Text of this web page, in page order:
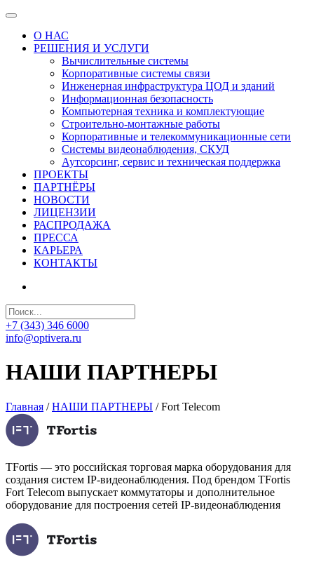
О НАС
РЕШЕНИЯ И УСЛУГИ
Вычислительные системы
Корпоративные системы связи
Инженерная инфраструктура ЦОД и зданий
Информационная безопасность
Компьютерная техника и комплектующие
Строительно-монтажные работы
Корпоративные и телекоммуникационные сети
Системы видеонаблюдения, СКУД
Аутсорсинг, сервис и техническая поддержка
ПРОЕКТЫ
ПАРТНЁРЫ
НОВОСТИ
ЛИЦЕНЗИИ
РАСПРОДАЖА
ПРЕССА
КАРЬЕРА
КОНТАКТЫ
+7 (343) 346 6000
info@optivera.ru
НАШИ ПАРТНЕРЫ
Главная / НАШИ ПАРТНЕРЫ / Fort Telecom
TFortis — это российская торговая марка оборудования для
создания систем IP-видеонаблюдения. Под брендом TFortis
Fort Telecom выпускает коммутаторы и дополнительное
оборудование для построения сетей IP-видеонаблюдения